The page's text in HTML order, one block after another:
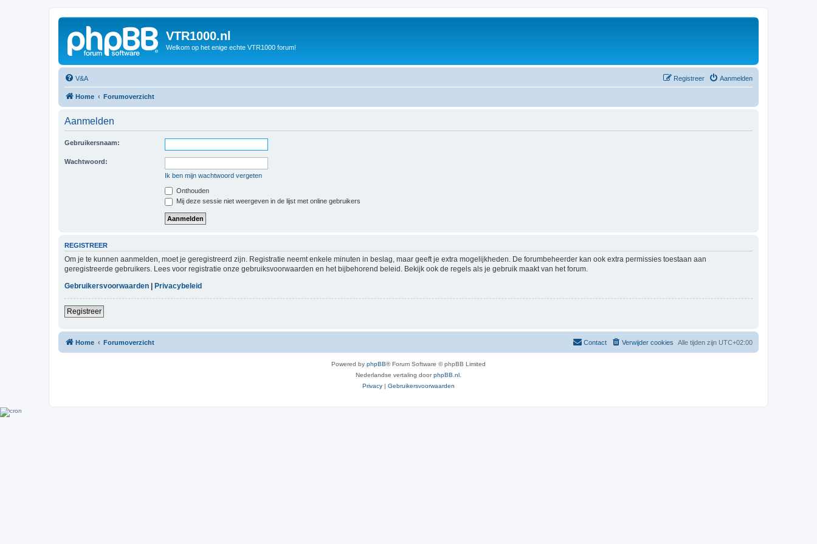
VTR1000.nl
Welkom op het enige echte VTR1000 forum!
V&A Aanmelden
Registreer
Home Forumoverzicht
Aanmelden
Gebruikersnaam:
Wachtwoord:
Ik ben mijn wachtwoord vergeten
Onthouden
Mij deze sessie niet weergeven in de lijst met online gebruikers
REGISTREER
Om je te kunnen aanmelden, moet je geregistreerd zijn. Registratie neemt enkele minuten in beslag, maar geeft je extra mogelijkheden. De forumbeheerder kan ook extra permissies toestaan aan
geregistreerde gebruikers. Lees voor registratie onze gebruiksvoorwaarden en het bijbehorend beleid. Bekijk ook de regels als je gebruik maakt van het forum.
Gebruikersvoorwaarden
Privacybeleid
Registreer
Home Forumoverzicht Alle tijden zijn UTC+02:00
Verwijder cookies
Contact
Powered by phpBB® Forum Software © phpBB Limited
Nederlandse vertaling doorphpBB.nl.
Privacy | Gebruikersvoorwaarden